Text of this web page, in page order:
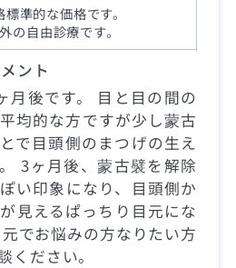
標準的な価格です。
の自由診療です。
ント
月後です。 目と目の間の
均的な方ですが少し蒙古
で目頭側のまつげの生え
3ヶ月後、蒙古襞を解除
い印象になり、目頭側か
見えるぱっちり目元にな
でお悩みの方なりたい方
ください。